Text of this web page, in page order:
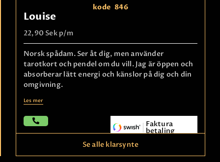
kode 846
Louise
22,90 Sek p/m
Norsk spådam. Ser åt dig, men använder
tarotkort och pendel om du vill. Jag är öppen och
absorberar lätt energi och känslor på dig och din
omgivning.
Les mer
Faktura
betaling
Se alle klarsynte